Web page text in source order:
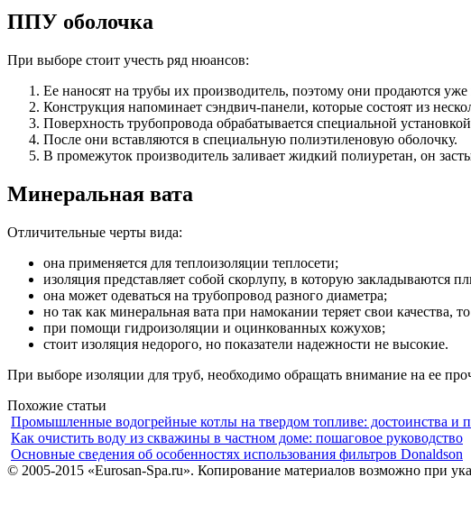
ППУ оболочка
При выборе стоит учесть ряд нюансов:
Ее наносят на трубы их производитель, поэтому они продаются уже
Конструкция напоминает сэндвич-панели, которые состоят из
Поверхность трубопровода обрабатывается специальной
После они вставляются в специальную полиэтиленовую оболочку.
В промежуток производитель заливает жидкий полиуретан, он
Минеральная вата
Отличительные черты вида:
она применяется для теплоизоляции теплосети;
изоляция представляет собой скорлупу, в которую закладываются
она может одеваться на трубопровод разного диаметра;
но так как минеральная вата при намокании теряет свои качества,
при помощи гидроизоляции и оцинкованных кожухов;
стоит изоляция недорого, но показатели надежности не высокие.
При выборе изоляции для труб, необходимо обращать внимание на ее
Похожие статьи
Промышленные водогрейные котлы на твердом топливе: достоинства и
Как очистить воду из скважины в частном доме: пошаговое руководство
Основные сведения об особенностях использования фильтров Donaldson
© 2005-2015 «Eurosan-Spa.ru». Копирование материалов возможно при